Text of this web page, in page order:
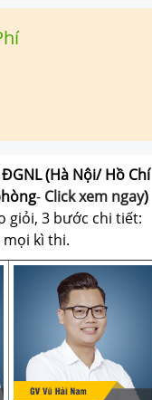
ĐGNL (Hà Nội/ Hồ Chí
- Click xem ngay)
giỏi, 3 bước chi tiết:
mọi kì thi.